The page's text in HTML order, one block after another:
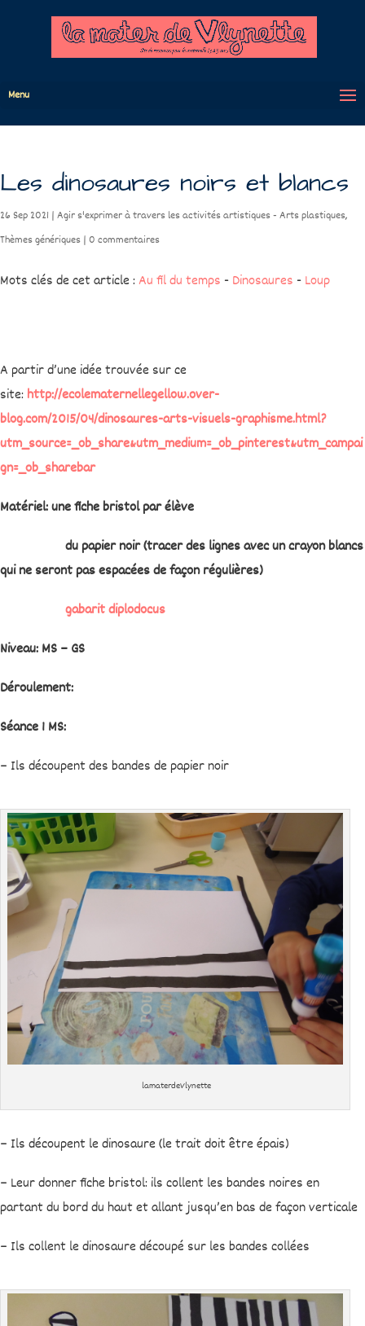
Menu
Les dinosaures noirs et blancs
26 Sep 2021 | Agir s'exprimer à travers les activités artistiques - Arts plastiques,
Thèmes génériques | 0 commentaires
Mots clés de cet article :Au fil du temps - Dinosaures - Loup
A partir d’une idée trouvée sur ce
site: http://ecolematernellegellow.over-
blog.com/2015/04/dinosaures-arts-visuels-graphisme.html?
utm_source=_ob_share&utm_medium=_ob_pinterest&utm_campai
gn=_ob_sharebar
Matériel: une fiche bristol par élève
du papier noir (tracer des lignes avec un crayon blancs
qui ne seront pas espacées de façon régulières)
gabarit diplodocus
Niveau: MS – GS
Déroulement:
Séance 1 MS:
– Ils découpent des bandes de papier noir
lamaterdeVlynette
– Ils découpent le dinosaure (le trait doit être épais)
– Leur donner fiche bristol: ils collent les bandes noires en
partant du bord du haut et allant jusqu’en bas de façon verticale
– Ils collent le dinosaure découpé sur les bandes collées